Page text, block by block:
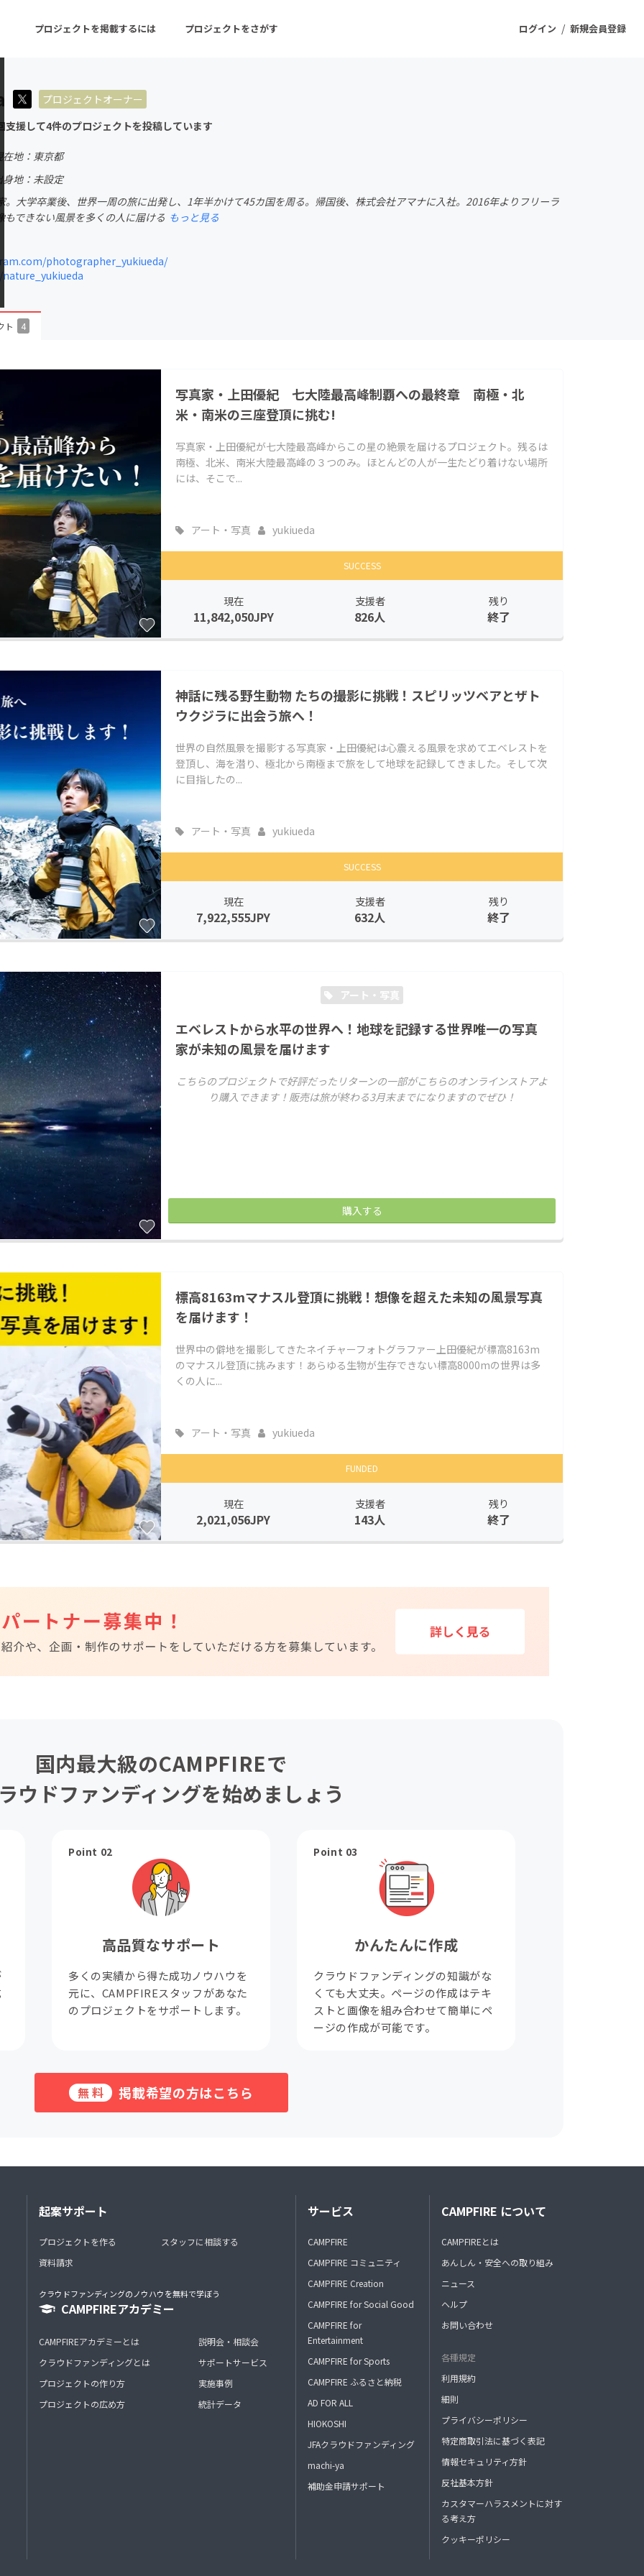
ログイン / 新規会員登録
プロジェクトを掲載するには プロジェクトをさがす
ーン 注目の新着プロジェクト
音楽
ゲーム・サービス開発
フード・飲食店
ファッション
チャレンジ
CAMPFIREふるさと納税
プロジェクトオーナー
支援して4件のプロジェクトを投稿しています
在地：東京都
身地：未設定
。大学卒業後、世界一周の旅に出発し、1年半かけて45カ国を周る。帰国後、株式会社アマナに入社。2016年よりフリーラ
もできない風景を多くの人に届ける もっと見る
photographer_yukiueda/
ト 4
写真家・上田優紀 七大陸最高峰制覇への最終章 南極・北
米・南米の三座登頂に挑む!
写真家・上田優紀が七大陸最高峰からこの星の絶景を届けるプロジェクト。残るは
南極、北米、南米大陸最高峰の３つのみ。ほとんどの人が一生たどり着けない場所
には、そこで...
アート・写真 yukiueda
SUCCESS
現在
11,842,050JPY
支援者
826人
残り
終了
神話に残る野生動物 たちの撮影に挑戦！スピリッツベアとザト
ウクジラに出会う旅へ！
世界の自然風景を撮影する写真家・上田優紀は心震える風景を求めてエベレストを
登頂し、海を潜り、極北から南極まで旅をして地球を記録してきました。そして次
に目指したの...
アート・写真 yukiueda
SUCCESS
現在
7,922,555JPY
支援者
632人
残り
終了
アート・写真
エベレストから水平の世界へ！地球を記録する世界唯一の写真
家が未知の風景を届けます
こちらのプロジェクトで好評だったリターンの一部がこちらのオンラインストアよ
り購入できます！販売は旅が終わる3月末までになりますのでぜひ！
購入する
標高8163mマナスル登頂に挑戦！想像を超えた未知の風景写真
を届けます！
世界中の僻地を撮影してきたネイチャーフォトグラファー上田優紀が標高8163m
のマナスル登頂に挑みます！あらゆる生物が生存できない標高8000mの世界は多
くの人に...
アート・写真 yukiueda
FUNDED
現在
2,021,056JPY
支援者
143人
残り
終了
国内最大級のCAMPFIREで
ウドファンディングを始めましょう
Point 02
高品質なサポート
多くの実績から得た成功ノウハウを
元に、CAMPFIREスタッフがあなた
のプロジェクトをサポートします。
Point 03
かんたんに作成
クラウドファンディングの知識がな
くても大丈夫。ページの作成はテキ
ストと画像を組み合わせて簡単にペ
ージの作成が可能です。
無料 掲載希望の方はこちら
起案サポート
プロジェクトを作る
資料請求
スタッフに相談する
クラウドファンディングのノウハウを無料で学ぼう
CAMPFIREアカデミー
CAMPFIREアカデミーとは
クラウドファンディングとは
プロジェクトの作り方
プロジェクトの広め方
説明会・相談会
サポートサービス
実施事例
統計データ
サービス
CAMPFIRE
CAMPFIRE コミュニティ
CAMPFIRE Creation
CAMPFIRE for Social Good
CAMPFIRE for
Entertainment
CAMPFIRE for Sports
CAMPFIRE ふるさと納税
AD FOR ALL
HIOKOSHI
JFAクラウドファンディング
machi-ya
補助金申請サポート
CAMPFIRE について
CAMPFIREとは
あんしん・安全への取り組み
ニュース
ヘルプ
お問い合わせ
各種規定
利用規約
細則
プライバシーポリシー
特定商取引法に基づく表記
情報セキュリティ方針
反社基本方針
カスタマーハラスメントに対す
る考え方
クッキーポリシー